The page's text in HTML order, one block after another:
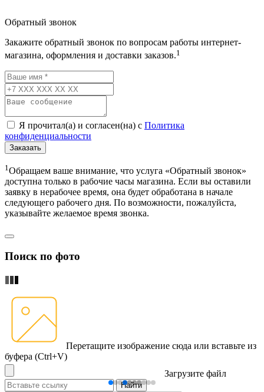
Обратный звонок
Закажите обратный звонок по вопросам работы интернет-
магазина, оформления и доставки заказов.1
Я прочитал(а) и согласен(на) с Политика
конфиденциальности
Заказать
1 Обращаем ваше внимание, что услуга «Обратный звонок»
доступна только в рабочие часы магазина. Если вы оставили
заявку в нерабочее время, она будет обработана в начале
следующего рабочего дня. По возможности, пожалуйста,
указывайте желаемое время звонка.
Поиск по фото
Перетащите изображение сюда или вставьте из
буфера (Ctrl+V)
Загрузите файл
Найти